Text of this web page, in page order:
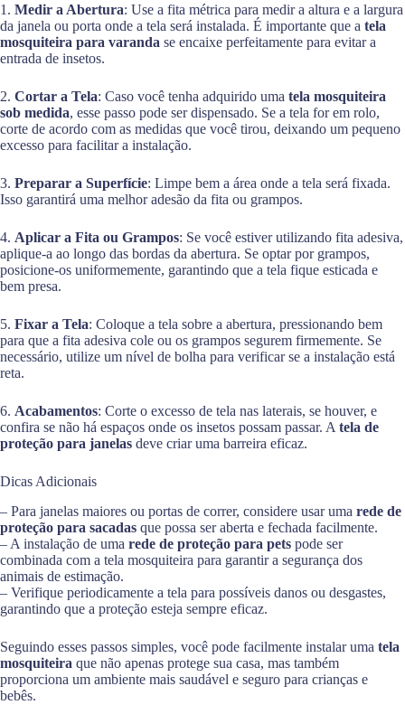
1. Medir a Abertura: Use a fita métrica para medir a altura e a largura
da janela ou porta onde a tela será instalada. É importante que a tela
mosquiteira para varanda se encaixe perfeitamente para evitar a
entrada de insetos.
2. Cortar a Tela: Caso você tenha adquirido uma tela mosquiteira
sob medida, esse passo pode ser dispensado. Se a tela for em rolo,
corte de acordo com as medidas que você tirou, deixando um pequeno
excesso para facilitar a instalação.
3. Preparar a Superfície: Limpe bem a área onde a tela será fixada.
Isso garantirá uma melhor adesão da fita ou grampos.
4. Aplicar a Fita ou Grampos: Se você estiver utilizando fita adesiva,
aplique-a ao longo das bordas da abertura. Se optar por grampos,
posicione-os uniformemente, garantindo que a tela fique esticada e
bem presa.
5. Fixar a Tela: Coloque a tela sobre a abertura, pressionando bem
para que a fita adesiva cole ou os grampos segurem firmemente. Se
necessário, utilize um nível de bolha para verificar se a instalação está
reta.
6. Acabamentos: Corte o excesso de tela nas laterais, se houver, e
confira se não há espaços onde os insetos possam passar. A tela de
proteção para janelas deve criar uma barreira eficaz.
Dicas Adicionais
– Para janelas maiores ou portas de correr, considere usar uma rede de
proteção para sacadas que possa ser aberta e fechada facilmente.
– A instalação de uma rede de proteção para pets pode ser
combinada com a tela mosquiteira para garantir a segurança dos
animais de estimação.
– Verifique periodicamente a tela para possíveis danos ou desgastes,
garantindo que a proteção esteja sempre eficaz.
Seguindo esses passos simples, você pode facilmente instalar uma tela
mosquiteira que não apenas protege sua casa, mas também
proporciona um ambiente mais saudável e seguro para crianças e
bebês.